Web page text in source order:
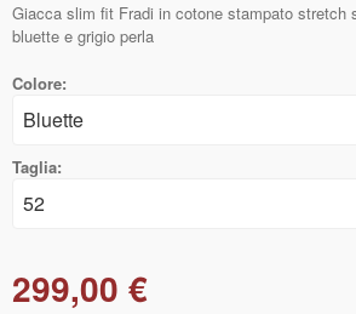
Giacca slim fit Fradi in cotone stampato stretch
bluette e grigio perla
Colore:
Taglia:
299,00 €